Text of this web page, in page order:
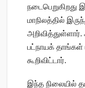
நடைபெறுகிறது
மாநிலத்தில்
பட்நாயக்
கூறிவிட்டார்.
இந்த நிலையில்